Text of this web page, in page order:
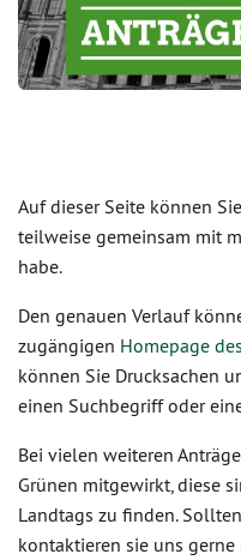
Auf dieser Seite können
teilweise gemeinsam mit
habe.
Den genauen Verlauf
zugängigen Homepage
können Sie Drucksachen
einen Suchbegriff oder
Bei vielen weiteren
Grünen mitgewirkt, diese
Landtags zu finden.
kontaktieren sie uns gerne